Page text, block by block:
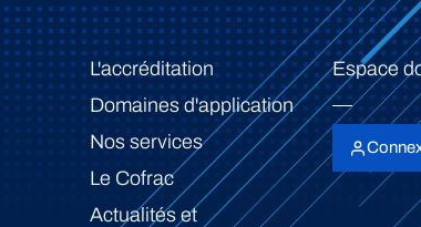
L'accréditation
Domaines d'application
Nos services
Le Cofrac
Actualités et
Espace